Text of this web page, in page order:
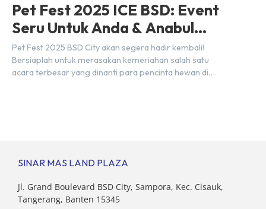
Pet Fest 2025 ICE BSD: Event
Seru Untuk Anda & Anabul
Kesayangan!
Pet Fest 2025 BSD City akan segera hadir kembali!
Bersiaplah untuk merasakan kemeriahan salah satu
acara terbesar yang dinanti para pencinta hewan di
SINAR MAS LAND PLAZA
Jl. Grand Boulevard BSD City, Sampora, Kec. Cisauk,
Tangerang, Banten 15345